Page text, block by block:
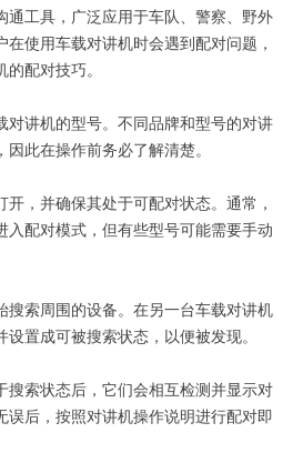
通工具，广泛应用于车队、警察、野外
使用车载对讲机时会遇到配对问题，
配对技巧。
对讲机的型号。不同品牌和型号的对讲
此在操作前务必了解清楚。
，并确保其处于可配对状态。通常，
入配对模式，但有些型号可能需要手动
搜索周围的设备。在另一台车载对讲机
置成可被搜索状态，以便被发现。
搜索状态后，它们会相互检测并显示对
误后，按照对讲机操作说明进行配对即